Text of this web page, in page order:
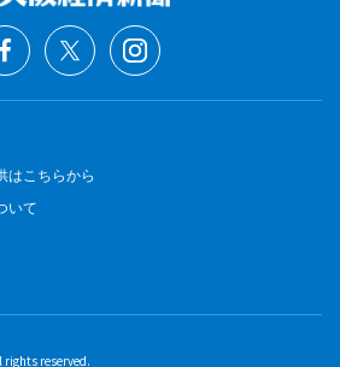
はこちらから
いて
rights reserved.